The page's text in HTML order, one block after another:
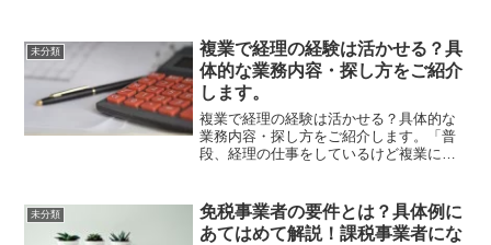
を納める必要が生じる場合があります。
この記事では個人事業主とし...
未分類
複業で経理の経験は活かせる？具
体的な業務内容・探し方をご紹介
します。
複業で経理の経験は活かせる？具体的な
業務内容・探し方をご紹介します。「普
段、経理の仕事をしているけど複業に活
の？」結論、経理の経験は複業にも活か
すことができ、様々な方法で複...
未分類
免税事業者の要件とは？具体例に
あてはめて解説！課税事業者にな